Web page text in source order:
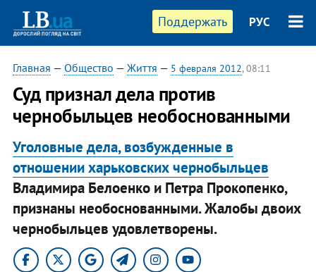
Поддержать РУС
Главная — Общество — Життя — 5 февраля 2012, 08:11
Суд признал дела против
чернобыльцев необоснованными
Уголовные дела, возбужденные в
отношении харьковских чернобыльцев
Владимира Белоенко и Петра Прокопенко,
признаны необоснованными. Жалобы двоих
чернобыльцев удовлетворены.